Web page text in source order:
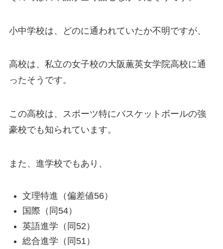
小中学校は、どのに通われていたか不明ですが、
高校は、私立の女子校の大阪薫英女学院高校に通
ったそうです。
この高校は、スポーツ特にバスケットボールの強
豪校でも知られています。
また、進学校でもあり、
文理特進（偏差値56）
国際（同54）
英語進学（同52）
総合進学（同51）